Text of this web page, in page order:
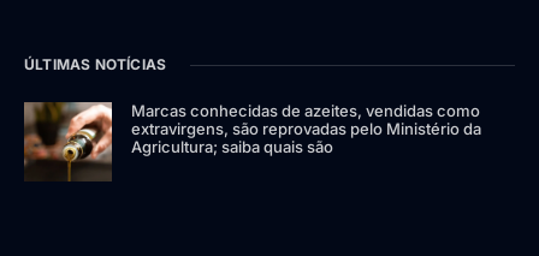
ÚLTIMAS NOTÍCIAS
Marcas conhecidas de azeites, vendidas como
extravirgens, são reprovadas pelo Ministério da
Agricultura; saiba quais são